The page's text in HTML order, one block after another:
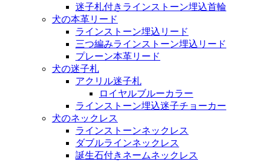
迷子札付きラインストーン埋込首輪
犬の本革リード
ラインストーン埋込リード
三つ編みラインストーン埋込リード
プレーン本革リード
犬の迷子札
アクリル迷子札
ロイヤルブルーカラー
ラインストーン埋込迷子チョーカー
犬のネックレス
ラインストーンネックレス
ダブルラインネックレス
誕生石付きネームネックレス